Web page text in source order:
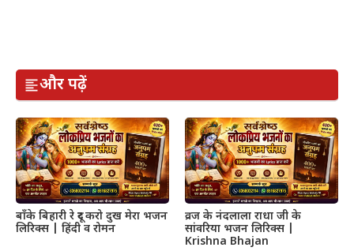
और पढ़ें
बाँके बिहारी रे दूर करो दुख मेरा भजन
लिरिक्स | हिंदी व रोमन
व्रज के नंदलाला राधा जी के
सांवरिया भजन लिरिक्स |
Krishna Bhajan